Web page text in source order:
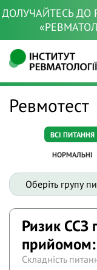
ДОЛУЧАЙТЕСЬ ДО
Ревмотест
ВСІ ПИТАННЯ
НОРМАЛЬНІ
Ризик ССЗ
прийомом:
Складність